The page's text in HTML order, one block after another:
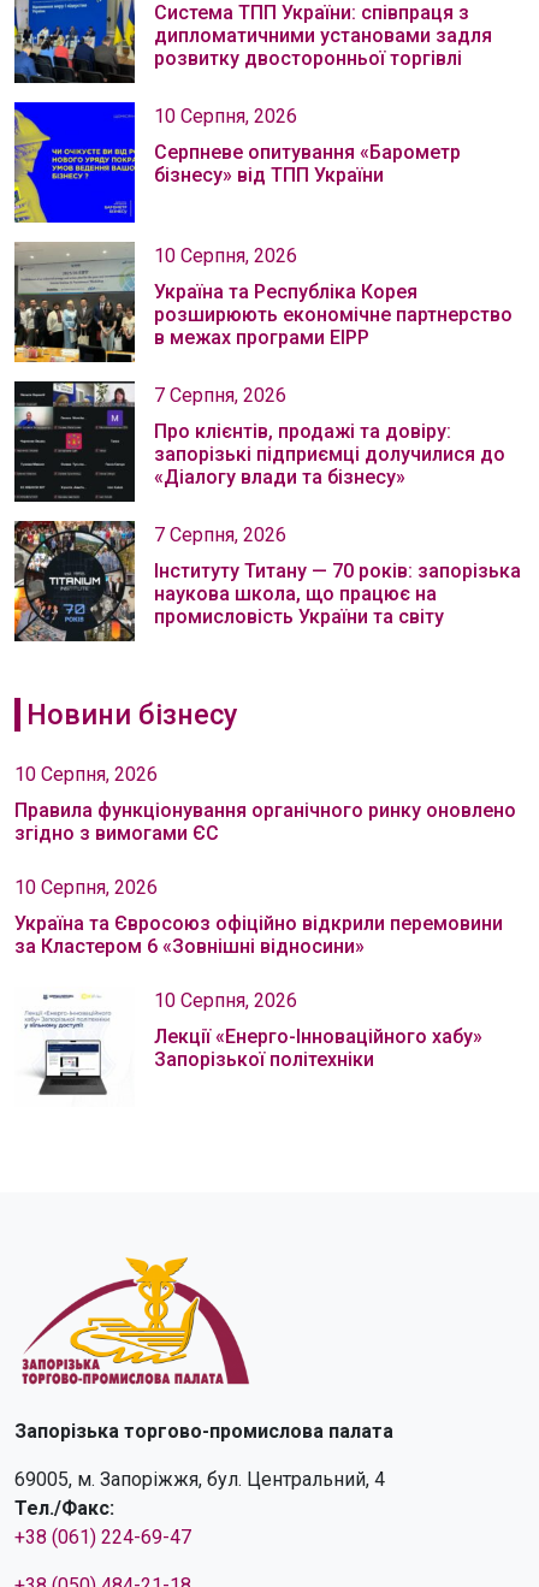
Система ТПП України: співпраця з
дипломатичними установами задля
розвитку двосторонньої торгівлі
10 Серпня, 2026
Серпневе опитування «Барометр
бізнесу» від ТПП України
10 Серпня, 2026
Україна та Республіка Корея
розширюють економічне партнерство
в межах програми EIPP
7 Серпня, 2026
Про клієнтів, продажі та довіру:
запорізькі підприємці долучилися до
«Діалогу влади та бізнесу»
7 Серпня, 2026
Інституту Титану — 70 років: запорізька
наукова школа, що працює на
промисловість України та світу
Новини бізнесу
10 Серпня, 2026
Правила функціонування органічного ринку оновлено
згідно з вимогами ЄС
10 Серпня, 2026
Україна та Євросоюз офіційно відкрили перемовини
за Кластером 6 «Зовнішні відносини»
10 Серпня, 2026
Лекції «Енерго-Інноваційного хабу»
Запорізької політехніки
Запорізька торгово-промислова палата
69005, м. Запоріжжя, бул. Центральний, 4
Тел./Факс:
+38 (061) 224-69-47